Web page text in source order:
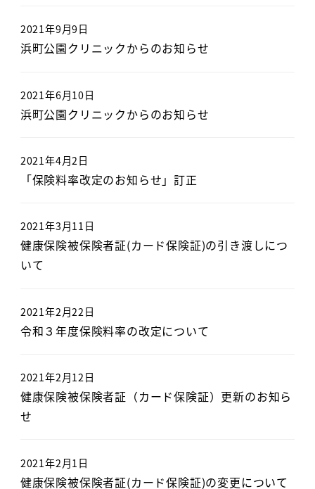
浜町公園クリニックからのお知らせ
2021年9月9日
浜町公園クリニックからのお知らせ
2021年6月10日
「保険料率改定のお知らせ」訂正
2021年4月2日
健康保険被保険者証(カード保険証)の引き渡しにつ
いて
2021年3月11日
令和３年度保険料率の改定について
2021年2月22日
健康保険被保険者証（カード保険証）更新のお知ら
せ
2021年2月12日
健康保険被保険者証(カード保険証)の変更について
2021年2月1日